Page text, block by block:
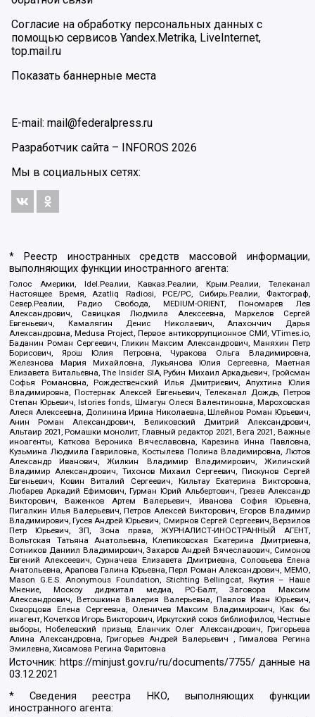
Согласие на обработку персональных данных с
помощью сервисов Yandex.Metrika, LiveInternet,
top.mail.ru
Показать баннерные места
E-mail: mail@federalpress.ru
Разработчик сайта –
INFOROS 2026
Мы в социальных сетях:
* Реестр иностранных средств массовой информации,
выполняющих функции иностранного агента:
Голос Америки, Idel.Реалии, Кавказ.Реалии, Крым.Реалии, Телеканал
Настоящее Время, Azatliq Radiosi, PCE/PC, Сибирь.Реалии, Фактограф,
Север.Реалии, Радио Свобода, MEDIUM-ORIENT, Пономарев Лев
Александрович, Савицкая Людмила Алексеевна, Маркелов Сергей
Евгеньевич, Камалягин Денис Николаевич, Апахончич Дарья
Александровна, Medusa Project, Первое антикоррупционное СМИ, VTimes.io,
Баданин Роман Сергеевич, Гликин Максим Александрович, Маняхин Петр
Борисович, Ярош Юлия Петровна, Чуракова Ольга Владимировна,
Железнова Мария Михайловна, Лукьянова Юлия Сергеевна, Маетная
Елизавета Витальевна, The Insider SIA, Рубин Михаил Аркадьевич, Гройсман
Софья Романовна, Рождественский Илья Дмитриевич, Апухтина Юлия
Владимировна, Постернак Алексей Евгеньевич, Телеканал Дождь, Петров
Степан Юрьевич, Istories fonds, Шмагун Олеся Валентиновна, Мароховская
Алеся Алексеевна, Долинина Ирина Николаевна, Шлейнов Роман Юрьевич,
Анин Роман Александрович, Великовский Дмитрий Александрович,
Альтаир 2021, Ромашки монолит, Главный редактор 2021, Вега 2021, Важные
иноагенты, Каткова Вероника Вячеславовна, Карезина Инна Павловна,
Кузьмина Людмила Гавриловна, Костылева Полина Владимировна, Лютов
Александр Иванович, Жилкин Владимир Владимирович, Жилинский
Владимир Александрович, Тихонов Михаил Сергеевич, Пискунов Сергей
Евгеньевич, Ковин Виталий Сергеевич, Кильтау Екатерина Викторовна,
Любарев Аркадий Ефимович, Гурман Юрий Альбертович, Грезев Александр
Викторович, Важенков Артем Валерьевич, Иванова София Юрьевна,
Пигалкин Илья Валерьевич, Петров Алексей Викторович, Егоров Владимир
Владимирович, Гусев Андрей Юрьевич, Смирнов Сергей Сергеевич, Верзилов
Петр Юрьевич, ЗП, Зона права, ЖУРНАЛИСТ-ИНОСТРАННЫЙ АГЕНТ,
Вольтская Татьяна Анатольевна, Клепиковская Екатерина Дмитриевна,
Сотников Даниил Владимирович, Захаров Андрей Вячеславович, Симонов
Евгений Алексеевич, Сурначева Елизавета Дмитриевна, Соловьева Елена
Анатольевна, Арапова Галина Юрьевна, Перл Роман Александрович, МЕМО,
Mason G.E.S. Anonymous Foundation, Stichting Bellingcat, Якутия – Наше
Мнение, Москоу диджитал медиа, РС-Балт, Заговора Максим
Александрович, Ветошкина Валерия Валерьевна, Павлов Иван Юрьевич,
Скворцова Елена Сергеевна, Оленичев Максим Владимирович, Как бы
инагент, Кочетков Игорь Викторович, Иркутский союз библиофилов, Честные
выборы, Нобелевский призыв, Еланчик Олег Александрович, Григорьева
Алина Александровна, Григорьев Андрей Валерьевич , Гималова Регина
Эмилевна, Хисамова Регина Фаритовна
Источник: https://minjust.gov.ru/ru/documents/7755/ данные на
03.12.2021
* Сведения реестра НКО, выполняющих функции
иностранного агента: